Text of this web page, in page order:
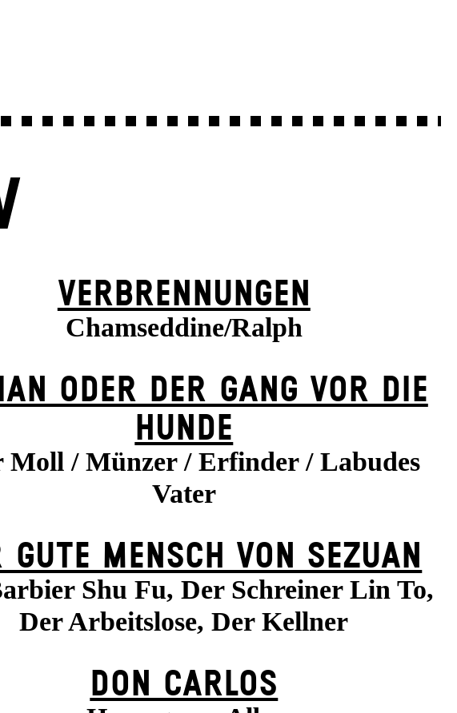
VERBRENNUNGEN
Chamseddine/Ralph
ODER DER GANG VOR DIE
HUNDE
Moll / Münzer / Erfinder / Labudes
Vater
GUTE MENSCH VON SEZUAN
Shu Fu, Der Schreiner Lin To,
Der Arbeitslose, Der Kellner
DON CARLOS